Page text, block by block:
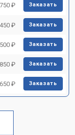
₽ Заказать
₽ Заказать
₽ Заказать
₽ Заказать
₽ Заказать